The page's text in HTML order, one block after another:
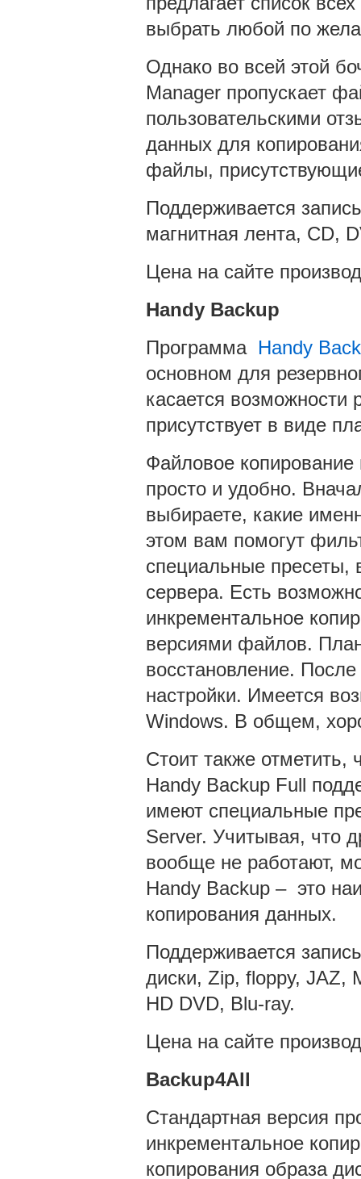
выбрать любой по
Однако во всей этой
Manager пропускает
пользовательскими
данных для
файлы,
Поддерживается
магнитная лента, CD,
Цена на сайте
Handy Backup
Программа Handy
основном для
касается возможности
присутствует в виде
Файловое копирование
просто и удобно.
выбираете, какие
этом вам помогут
специальные пресеты,
сервера. Есть
инкрементальное
версиями файлов.
восстановление.
настройки. Имеется
Windows. В общем,
Стоит также отметить,
Handy Backup Full
имеют специальные
Server. Учитывая, что
вообще не работают,
Handy Backup – это
копирования данных.
Поддерживается
диски, Zip, floppy, JAZ,
HD DVD, Blu-ray.
Цена на сайте
Backup4All
Стандартная версия
инкрементальное
копирования образа